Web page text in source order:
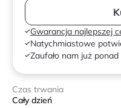
Gwarancja najlepszej
Natychmiastowe
Zaufało nam już
Czas trwania
Cały dzień